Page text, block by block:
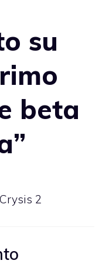
su
beta
2